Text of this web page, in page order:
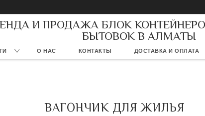
И ПРОДАЖА БЛОК
БЫТОВОК В АЛМАТЫ
О НАС КОНТАКТЫ ДОСТАВКА И ОПЛАТА
ВАГОНЧИК ДЛЯ ЖИЛЬЯ